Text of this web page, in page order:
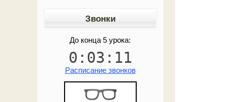
Звонки
До конца 5 урока:
0 : 03 : 11
Расписание звонков